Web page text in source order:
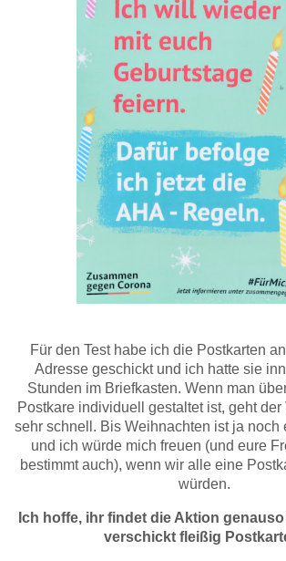
Für den Test habe ich die Postkarten
Adresse geschickt und ich hatte sie
Stunden im Briefkasten. Wenn man
Postkare individuell gestaltet ist, geht
sehr schnell. Bis Weihnachten ist ja noch
und ich würde mich freuen (und eure
bestimmt auch), wenn wir alle eine
würden.
Ich hoffe, ihr findet die Aktion
verschickt fleißig